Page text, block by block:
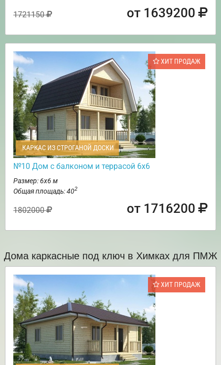
1721150 от 1639200
ХИТ ПРОДАЖ
КАРКАС ИЗ СТРОГАНОЙ ДОСКИ
№10 Дом с балконом и террасой 6х6
Размер: 6х6 м
Общая площадь: 402
1802000 от 1716200
Дома каркасные под ключ в Химках для ПМЖ
ХИТ ПРОДАЖ